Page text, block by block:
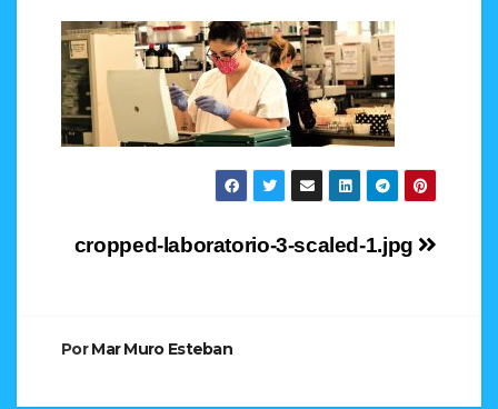
Navegación
entradas
cropped-laboratorio-3-scaled-1.jpg
PorMar Muro Esteban